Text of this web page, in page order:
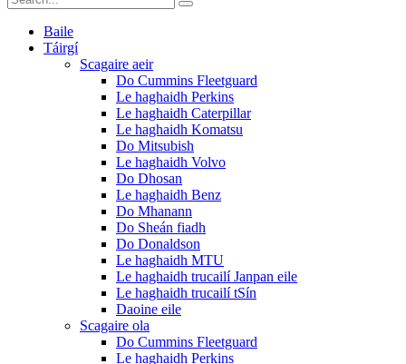
Baile
Táirgí
Scagaire aeir
Do Cummins Fleetguard
Le haghaidh Perkins
Le haghaidh Caterpillar
Le haghaidh Komatsu
Do Mitsubish
Le haghaidh Volvo
Do Dhosan
Le haghaidh Benz
Do Mhanann
Do Sheán fiadh
Do Donaldson
Le haghaidh MTU
Le haghaidh trucailí Janpan eile
Le haghaidh trucailí tSín
Daoine eile
Scagaire ola
Do Cummins Fleetguard
Le haghaidh Perkins